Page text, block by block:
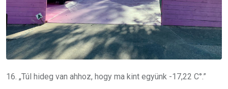
16. „Túl hideg van ahhoz, hogy ma kint együnk -17,22 C°.”